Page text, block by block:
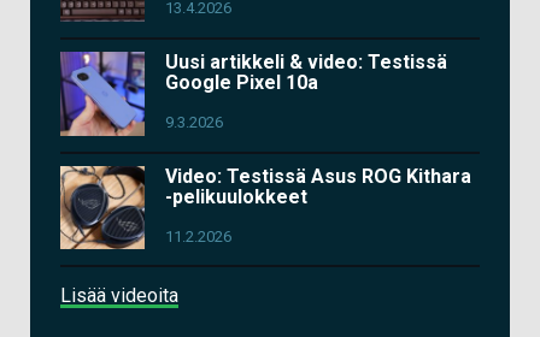
13.4.2026
Uusi artikkeli & video: Testissä
Google Pixel 10a
9.3.2026
Video: Testissä Asus ROG Kithara
-pelikuulokkeet
11.2.2026
Lisää videoita